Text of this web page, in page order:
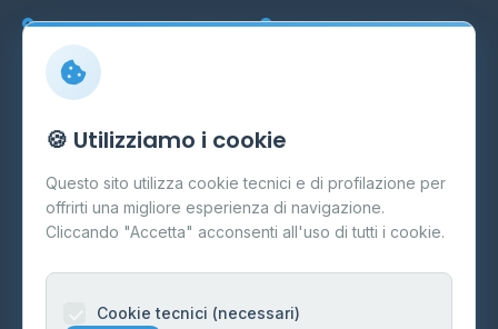
Marche Veneto
Info
Cos'è il GPL
FAQ
Contatti
Informazioni legali
🍪 Utilizziamo i cookie
Questo sito utilizza cookie tecnici e di profilazione per
offrirti una migliore esperienza di navigazione.
Cliccando "Accetta" acconsenti all'uso di tutti i cookie.
Cookie tecnici (necessari)